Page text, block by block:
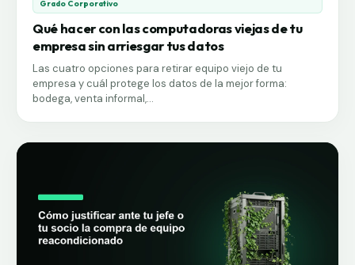
Grado Corporativo
Qué hacer con las computadoras viejas de tu
empresa sin arriesgar tus datos
Las cuatro opciones para retirar equipo viejo de tu
empresa y cuál protege los datos de la mejor forma:
bodega, venta informal,...